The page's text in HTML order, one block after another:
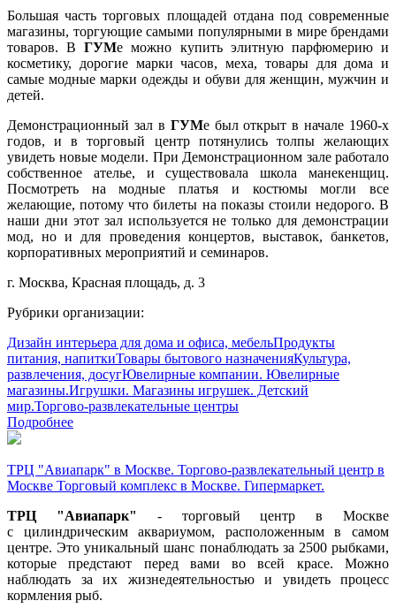
Большая часть торговых площадей отдана под современные
магазины, торгующие самыми популярными в мире брендами
товаров. ВГУМе можно купить элитную парфюмерию и
косметику, дорогие марки часов, меха, товары для дома и
самые модные марки одежды и обуви для женщин, мужчин и
детей.
Демонстрационный зал в ГУМе был открыт в начале 1960-х
годов, и в торговый центр потянулись толпы желающих
увидеть новые модели. При Демонстрационном зале работало
собственное ателье, и существовала школа манекенщиц.
Посмотреть на модные платья и костюмы могли все
желающие, потому что билеты на показы стоили недорого. В
наши дни этот зал используется не только для демонстрации
мод, но и для проведения концертов, выставок, банкетов,
корпоративных мероприятий и семинаров.
г. Москва, Красная площадь, д. 3
Рубрики организации:
Дизайн интерьера для дома и офиса, мебельПродукты
питания, напиткиТовары бытового назначенияКультура,
развлечения, досугЮвелирные компании. Ювелирные
магазины.Игрушки. Магазины игрушек. Детский
мир.Торгово-развлекательные центры
Подробнее
ТРЦ "Авиапарк" в Москве. Торгово-развлекательный центр в
Москве Торговый комплекс в Москве. Гипермаркет.
ТРЦ "Авиапарк"
- торговый центр в Москве
с цилиндрическим аквариумом, расположенным в самом
центре. Это уникальный шанс понаблюдать за 2500 рыбками,
которые предстают перед вами во всей красе. Можно
наблюдать за их жизнедеятельностью и увидеть процесс
кормления рыб.